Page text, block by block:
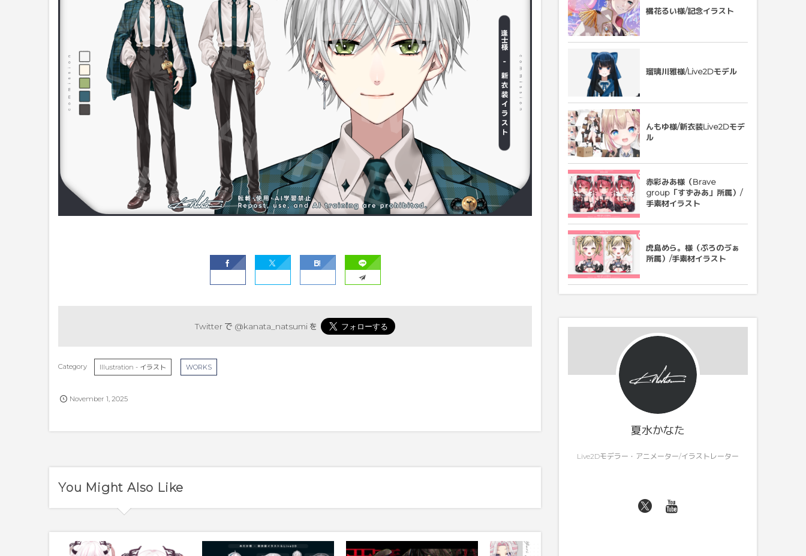
Twitter で @kanata_natsumi を
Illustration - イラスト WORKS
November 1,2025
You Might Also Like
橘花るい様/記念イラスト
瑠璃川雅様/Live2Dモデル
んもゆ様/新衣装Live2Dモデ
ル
赤彩みあ様（Brave
group「すずみあ」所属）/
手素材イラスト
虎島めら。様（ぷろのゔぁ
所属）/手素材イラスト
夏水かなた
Live2Dモデラー・アニメーター/イラストレーター